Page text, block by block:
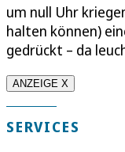
um null Uhr
halten können)
gedrückt – da
ANZEIGE X
SERVICES